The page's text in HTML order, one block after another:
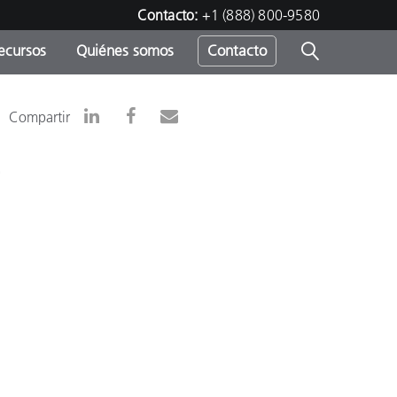
Contacto: +1 (888) 800-9580
Quiénes somos Contacto
Compartir